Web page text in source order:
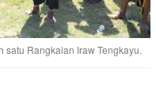
Rangkaian Iraw Tengkayu.